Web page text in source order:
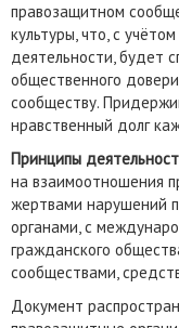
правозащитном
культуры, что, с
деятельности, будет
общественного
сообществу.
нравственный долг
Принципы
на взаимоотношения
жертвами нарушений
органами, с
гражданского
сообществами,
Документ